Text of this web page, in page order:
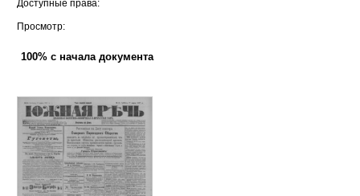
Доступные права:
Просмотр:
100% с начала документа